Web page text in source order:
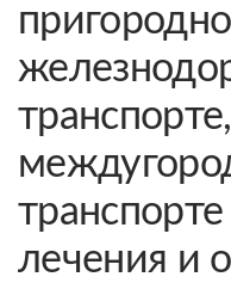
лечения и